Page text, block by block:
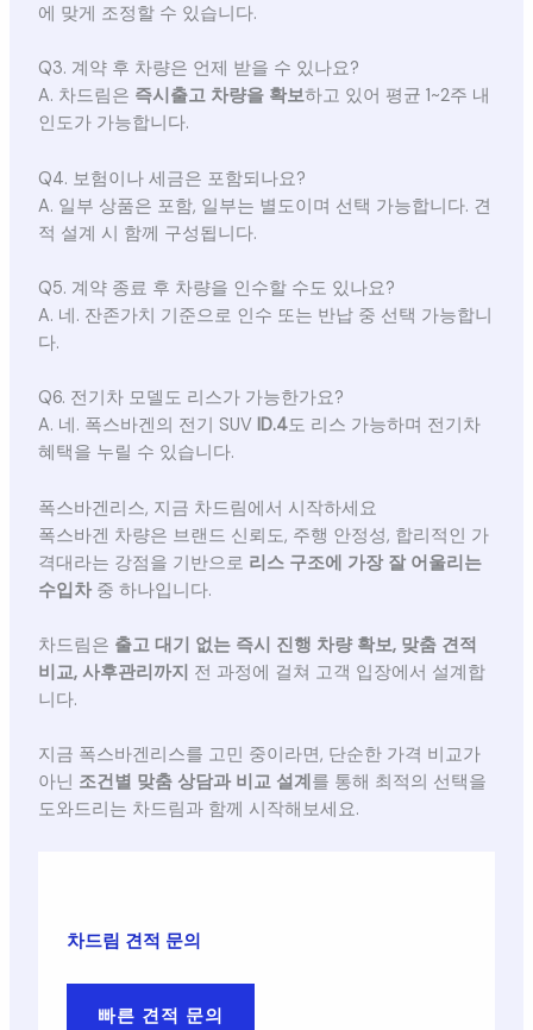
에 맞게 조정할 수 있습니다.
Q3. 계약 후 차량은 언제 받을 수 있나요?
A. 차드림은 즉시출고 차량을 확보하고 있어 평균 1~2주 내
인도가 가능합니다.
Q4. 보험이나 세금은 포함되나요?
A. 일부 상품은 포함, 일부는 별도이며 선택 가능합니다. 견
적 설계 시 함께 구성됩니다.
Q5. 계약 종료 후 차량을 인수할 수도 있나요?
A. 네. 잔존가치 기준으로 인수 또는 반납 중 선택 가능합니
다.
Q6. 전기차 모델도 리스가 가능한가요?
A. 네. 폭스바겐의 전기 SUV ID.4도 리스 가능하며 전기차
혜택을 누릴 수 있습니다.
폭스바겐리스, 지금 차드림에서 시작하세요
폭스바겐 차량은 브랜드 신뢰도, 주행 안정성, 합리적인 가
격대라는 강점을 기반으로 리스 구조에 가장 잘 어울리는
수입차중 하나입니다.
차드림은 출고 대기 없는 즉시 진행 차량 확보, 맞춤 견적
비교, 사후관리까지 전 과정에 걸쳐 고객 입장에서 설계합
니다.
지금 폭스바겐리스를 고민 중이라면, 단순한 가격 비교가
아닌 조건별 맞춤 상담과 비교 설계 를 통해 최적의 선택을
도와드리는 차드림과 함께 시작해보세요.
차드림 견적 문의
빠른 견적 문의